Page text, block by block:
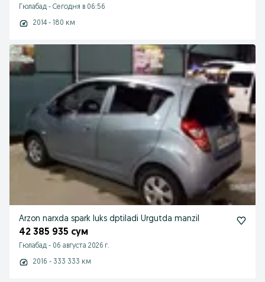
Гюлабад - Сегодня в 06:56
2014 - 180 км
Arzon narxda spark luks dptiladi Urgutda manzil
42 385 935 сум
Гюлабад - 06 августа 2026 г.
2016 - 333 333 км